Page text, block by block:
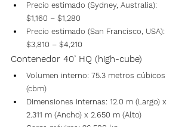
Precio estimado (Sydney, Australia):
$1,160 – $1,280
Precio estimado (San Francisco, USA):
$3,810 – $4,210
Contenedor 40’ HQ (high-cube)
Volumen interno: 75.3 metros cúbicos
(cbm)
Dimensiones internas: 12.0 m (Largo) x
2.311 m (Ancho) x 2.650 m (Alto)